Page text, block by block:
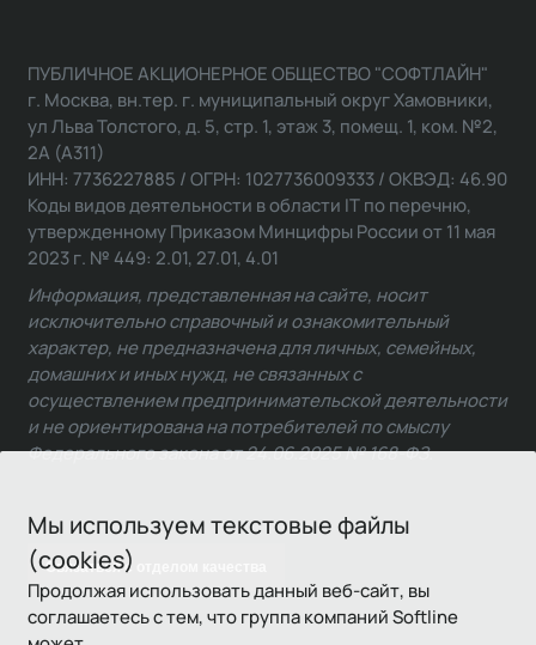
Мы используем текстовые файлы
(cookies)
Продолжая использовать данный веб-сайт, вы
соглашаетесь с тем, что группа компаний Softline
Связаться с отделом качества
ПУБЛИЧНОЕ АКЦИОНЕРНОЕ ОБЩЕСТВО "СОФТЛАЙН"
г. Москва, вн.тер. г. муниципальный округ Хамовники,
ул Льва Толстого, д. 5, стр. 1, этаж 3, помещ. 1, ком. №2,
2А (А311)
ИНН: 7736227885 / ОГРН: 1027736009333 / ОКВЭД: 46.90
Коды видов деятельности в области IT по перечню,
утвержденному Приказом Минцифры России от 11 мая
2023 г. № 449: 2.01, 27.01, 4.01
Информация, представленная на сайте, носит
исключительно справочный и ознакомительный
характер, не предназначена для личных, семейных,
домашних и иных нужд, не связанных с
осуществлением предпринимательской деятельности
и не ориентирована на потребителей по смыслу
Федерального закона от 24.06.2025 № 168-ФЗ.